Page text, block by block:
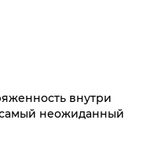
внутри
неожиданный